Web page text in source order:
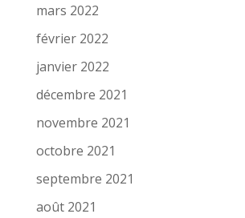
mars 2022
février 2022
janvier 2022
décembre 2021
novembre 2021
octobre 2021
septembre 2021
août 2021